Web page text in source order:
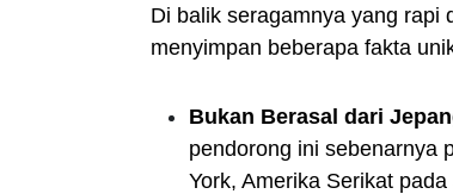
Di balik seragamnya yang rapi
menyimpan beberapa fakta
Bukan Berasal dari
pendorong ini sebenarnya
York, Amerika Serikat